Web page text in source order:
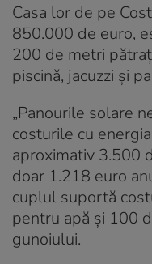
Casa lor de pe
850.000 de euro,
200 de metri
piscină, jacuzzi și
„Panourile solare
costurile cu
aproximativ 3.500
doar 1.218 euro
cuplul suportă
pentru apă și 100
gunoiului.